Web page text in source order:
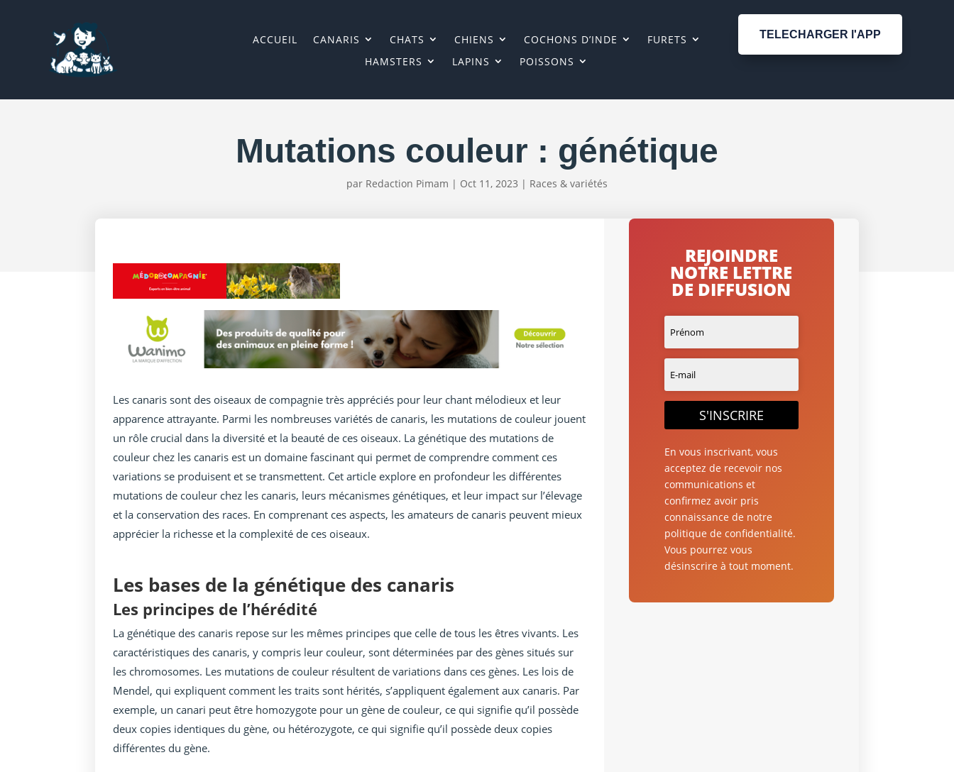
ACCUEIL CANARIS CHATS CHIENS COCHONS D’INDE
FURETS
HAMSTERS
LAPINS POISSONS
TELECHARGER l'APP
Mutations couleur : génétique
par Redaction Pimam | Oct 11, 2023 | Races & variétés
Les canaris sont des oiseaux de compagnie très appréciés pour leur chant mélodieux et leur
apparence attrayante. Parmi les nombreuses variétés de canaris, les mutations de couleur jouent
un rôle crucial dans la diversité et la beauté de ces oiseaux. La génétique des mutations de
couleur chez les canaris est un domaine fascinant qui permet de comprendre comment ces
variations se produisent et se transmettent. Cet article explore en profondeur les différentes
mutations de couleur chez les canaris, leurs mécanismes génétiques, et leur impact sur l’élevage
et la conservation des races. En comprenant ces aspects, les amateurs de canaris peuvent mieux
apprécier la richesse et la complexité de ces oiseaux.
Les bases de la génétique des canaris
Les principes de l’hérédité
La génétique des canaris repose sur les mêmes principes que celle de tous les êtres vivants. Les
caractéristiques des canaris, y compris leur couleur, sont déterminées par des gènes situés sur
les chromosomes. Les mutations de couleur résultent de variations dans ces gènes. Les lois de
Mendel, qui expliquent comment les traits sont hérités, s’appliquent également aux canaris. Par
exemple, un canari peut être homozygote pour un gène de couleur, ce qui signifie qu’il possède
deux copies identiques du gène, ou hétérozygote, ce qui signifie qu’il possède deux copies
différentes du gène.
REJOINDRE
NOTRE LETTRE
DE DIFFUSION
S'INSCRIRE
En vous inscrivant, vous
acceptez de recevoir nos
communications et
confirmez avoir pris
connaissance de notre
politique de confidentialité.
Vous pourrez vous
désinscrire à tout moment.